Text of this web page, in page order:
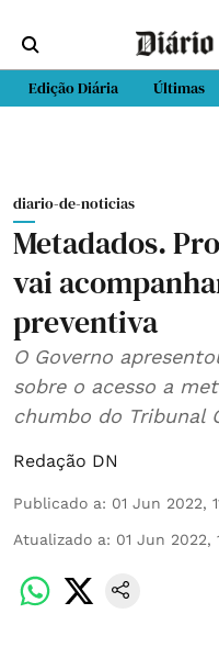
Edição Diária Últimas
diario-de-noticias
Metadados.
vai
preventiva
O Governo
sobre o acesso a
chumbo do Tribunal
Redação DN
Publicado a: 01 Jun 2022,
Atualizado a: 01 Jun 2022,